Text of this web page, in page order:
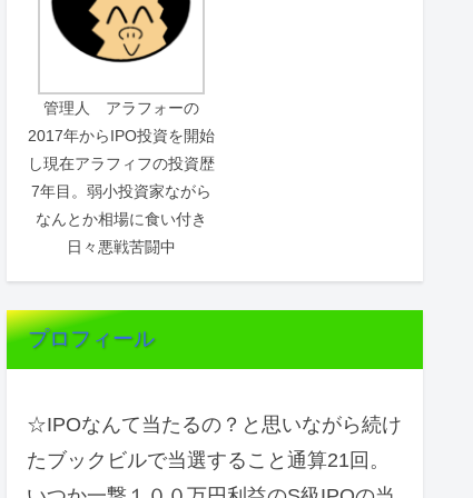
管理人 アラフォーの
2017年からIPO投資を開始
し現在アラフィフの投資歴
7年目。弱小投資家ながら
なんとか相場に食い付き
日々悪戦苦闘中
プロフィール
☆IPOなんて当たるの？と思いながら続け
たブックビルで当選すること通算21回。